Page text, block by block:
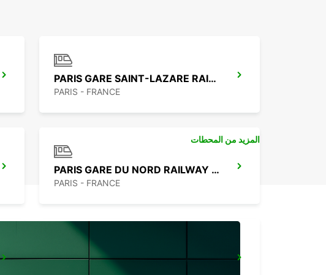
PARIS GARE SAINT-LAZARE RAILWAY STATION
PARIS - FRANCE
PARIS GARE DU NORD RAILWAY STATION
PARIS - FRANCE
IVRY-SUR-SEINE
المزيد من المحطات